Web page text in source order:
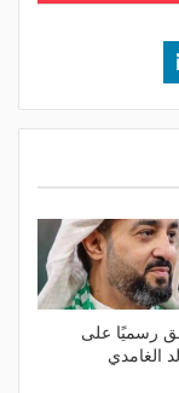
رسميًا على
الغامدي